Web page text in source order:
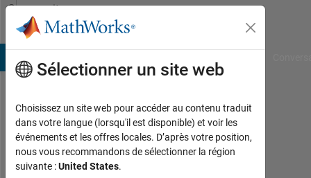
Passer au contenu
Community
Profile
Dinu
Actif
depuis
2013
Sélectionner un site web
Choisissez un site web pour accéder au contenu traduit
dans votre langue (lorsqu'il est disponible) et voir les
événements et les offres locales. D’après votre position,
nous vous recommandons de sélectionner la région
suivante :United States.